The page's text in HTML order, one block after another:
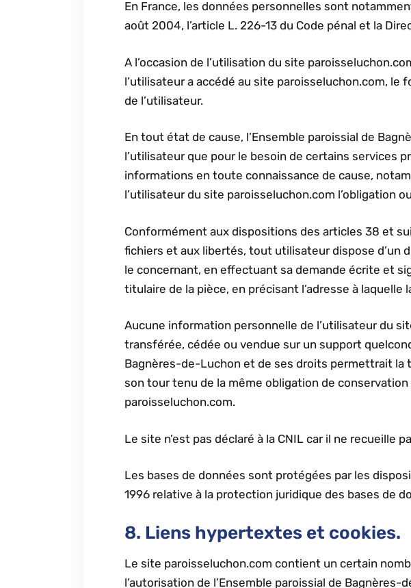
En France, les données personnelles sont
août 2004, l’article L. 226-13 du Code pénal et la
A l’occasion de l’utilisation du site
l’utilisateur a accédé au site paroisseluchon.com, le
de l’utilisateur.
En tout état de cause, l’Ensemble paroissial de
l’utilisateur que pour le besoin de certains services
informations en toute connaissance de cause,
l’utilisateur du site paroisseluchon.com l’obligation
Conformément aux dispositions des articles 38 et
fichiers et aux libertés, tout utilisateur dispose d’un
le concernant, en effectuant sa demande écrite et
titulaire de la pièce, en précisant l’adresse à
Aucune information personnelle de l’utilisateur du
transférée, cédée ou vendue sur un support
Bagnères-de-Luchon et de ses droits permettrait la
son tour tenu de la même obligation de
paroisseluchon.com.
Le site n’est pas déclaré à la CNIL car il ne recueille
Les bases de données sont protégées par les
1996 relative à la protection juridique des bases de
8. Liens hypertextes et cookies.
Le site paroisseluchon.com contient un certain
l’autorisation de l’Ensemble paroissial de